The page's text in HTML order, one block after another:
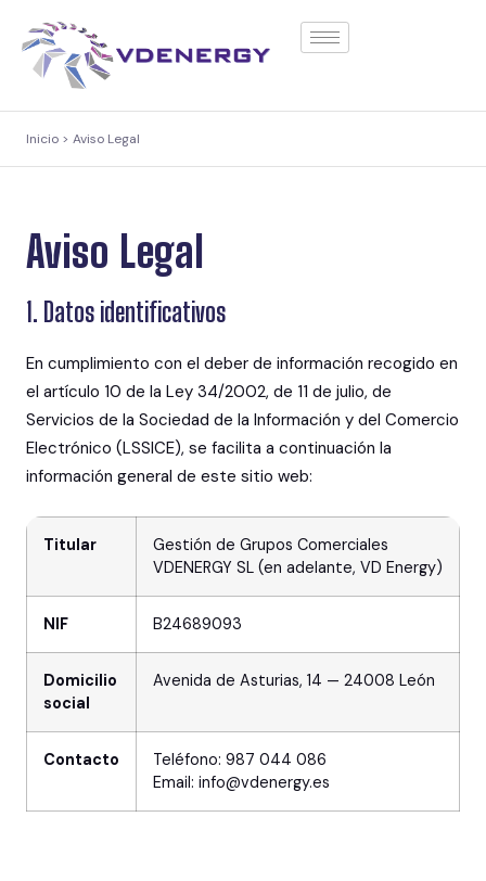
Inicio > Aviso Legal
Aviso Legal
1. Datos identificativos
En cumplimiento con el deber de información recogido en
el artículo 10 de la Ley 34/2002, de 11 de julio, de
Servicios de la Sociedad de la Información y del Comercio
Electrónico (LSSICE), se facilita a continuación la
información general de este sitio web:
Titular
Gestión de Grupos Comerciales
VDENERGY SL (en adelante, VD Energy)
NIF B24689093
Domicilio
social
Avenida de Asturias, 14 — 24008 León
Contacto
Teléfono: 987 044 086
Email: info@vdenergy.es